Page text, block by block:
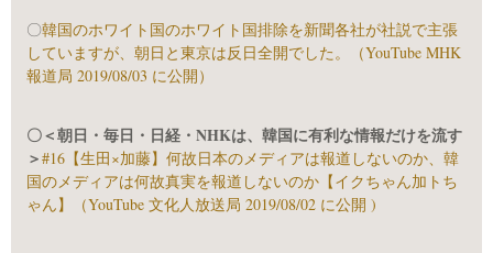
〇韓国のホワイト国のホワイト国排除を新聞各社が社説で主張
していますが、朝日と東京は反日全開でした。（YouTube MHK
報道局 2019/08/03 に公開）
〇＜朝日・毎日・日経・NHKは、韓国に有利な情報だけを流す
＞#16【生田×加藤】何故日本のメディアは報道しないのか、韓
国のメディアは何故真実を報道しないのか【イクちゃん加トち
ゃん】（YouTube 文化人放送局 2019/08/02 に公開 )